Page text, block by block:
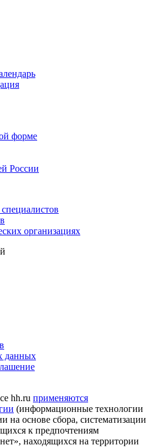
форме
России
организациях
данных
hh.ru применяются
(информационные технологии
на основе сбора, систематизации
к предпочтениям
находящихся на территории